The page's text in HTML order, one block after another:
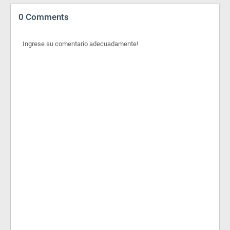
0 Comments
Ingrese su comentario adecuadamente!